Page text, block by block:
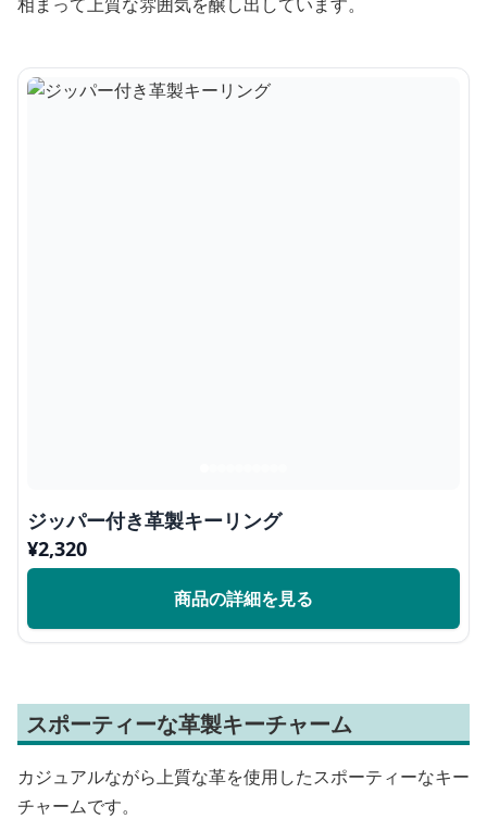
ジッパー付き革製キーリング
¥2,320
商品の詳細を見る
スポーティーな革製キーチャーム
カジュアルながら上質な革を使用したスポーティーなキー
チャームです。